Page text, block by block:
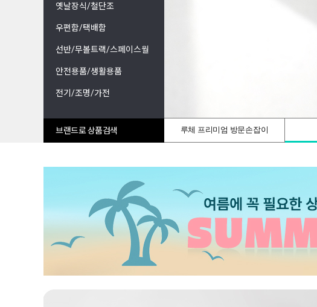
옛날장식/철단조
우편함/택배함
선반/무볼트랙/스페이스월
안전용품/생활용품
전기/조명/가전
브랜드로 상품검색 루체 프리미엄 방문손잡이